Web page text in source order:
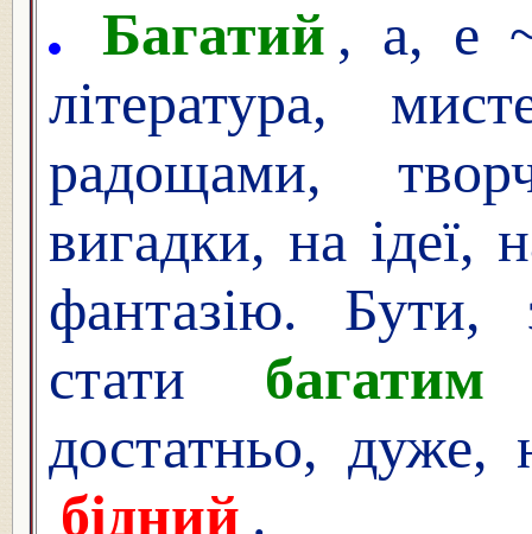
Багатий , а, е
література,
радощами,
вигадки, на ідеї,
фантазію. Бути,
стати
багатим
достатньо, дуже,
бідний .